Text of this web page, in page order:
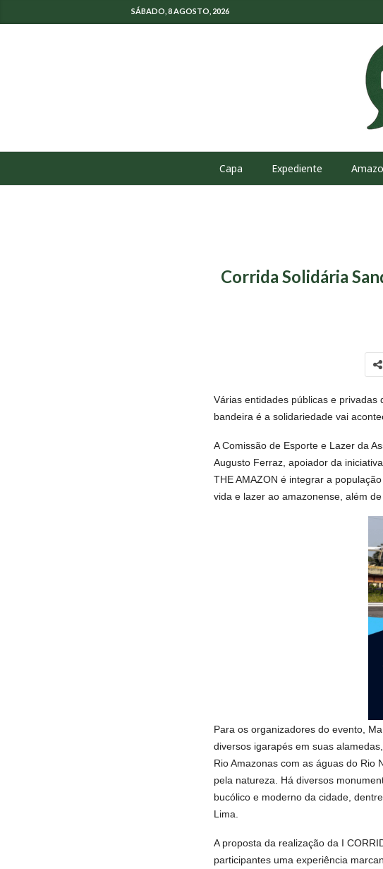
SÁBADO, 8 AGOSTO, 2026
Capa Expediente
Corrida Solidária
Várias entidades públicas e
bandeira é a solidariedade vai
A Comissão de Esporte e Lazer da
Augusto Ferraz, apoiador da
THE AMAZON é integrar a
vida e lazer ao amazonense, além
Para os organizadores do evento,
diversos igarapés em suas
Rio Amazonas com as águas do Rio
pela natureza. Há diversos
bucólico e moderno da cidade,
Lima.
A proposta da realização da I
participantes uma experiência